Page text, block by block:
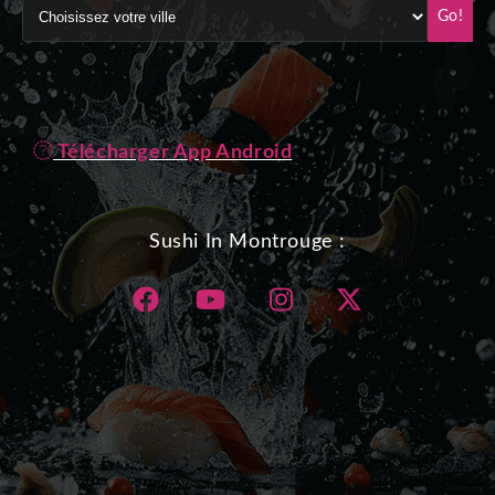
Go!
Télécharger App Android
Sushi In Montrouge :